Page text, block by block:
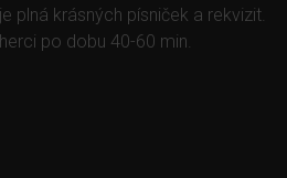
plná krásných písniček a rekvizit.
po dobu 40-60 min.